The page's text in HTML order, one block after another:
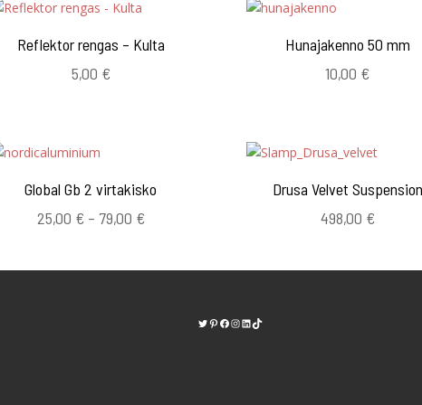
Reflektor rengas – Kulta
5,00 €
Hunajakenno 50 mm
10,00 €
Global Gb 2 virtakisko
25,00 € – 79,00 €Hintaluokka:
Drusa Velvet Suspension
498,00 €
Twitter
Pinterest
https://www.facebook.com/
Instagram
LinkedIn
TikTok